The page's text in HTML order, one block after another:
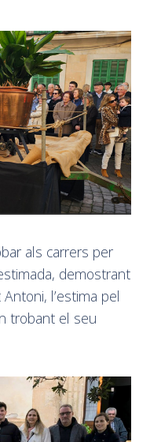
als carrers per
demostrant
l’estima pel
trobant el seu